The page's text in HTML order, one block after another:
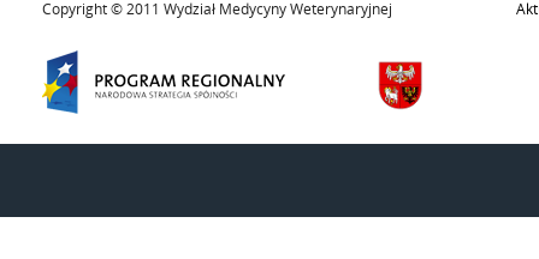
Copyright © 2011 Wydział Medycyny Weterynaryjnej